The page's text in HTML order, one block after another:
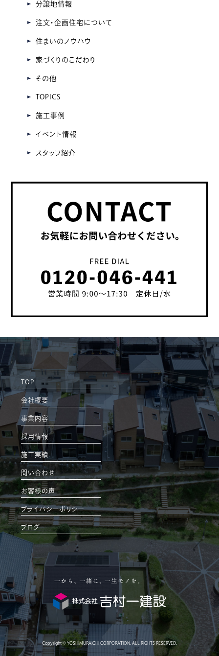
カ
イ
分譲地情報
注文・企画住宅について
住まいのノウハウ
家づくりのこだわり
その他
TOPICS
施工事例
イベント情報
スタッフ紹介
TOP
会社概要
事業内容
採用情報
施工実績
問い合わせ
お客様の声
プライバシーポリシー
ブログ
Copyright © YOSHIMURAICHI CORPORATION. ALL RIGHTS RESERVED.